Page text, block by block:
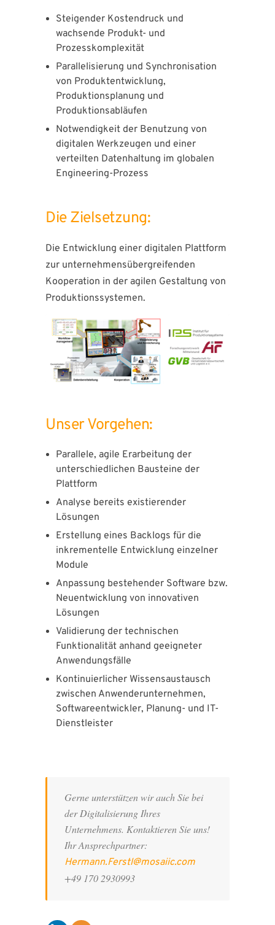
Steigender Kostendruck und
wachsende Produkt- und
Prozesskomplexität
Parallelisierung und Synchronisation
von Produktentwicklung,
Produktionsplanung und
Produktionsabläufen
Notwendigkeit der Benutzung von
digitalen Werkzeugen und einer
verteilten Datenhaltung im globalen
Engineering-Prozess
Die Zielsetzung:
Die Entwicklung einer digitalen Plattform
zur unternehmensübergreifenden
Kooperation in der agilen Gestaltung von
Produktionssystemen.
Unser Vorgehen:
Parallele, agile Erarbeitung der
unterschiedlichen Bausteine der
Plattform
Analyse bereits existierender
Lösungen
Erstellung eines Backlogs für die
inkrementelle Entwicklung einzelner
Module
Anpassung bestehender Software bzw.
Neuentwicklung von innovativen
Lösungen
Validierung der technischen
Funktionalität anhand geeigneter
Anwendungsfälle
Kontinuierlicher Wissensaustausch
zwischen Anwenderunternehmen,
Softwareentwickler, Planung- und IT-
Dienstleister
Gerne unterstützen wir auch Sie bei
der Digitalisierung Ihres
Unternehmens. Kontaktieren Sie uns!
Ihr Ansprechpartner:
Hermann.Ferstl@mosaiic.com
+49 170 2930993